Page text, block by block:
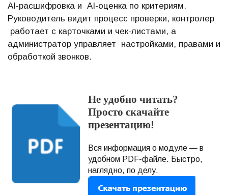
AI-расшифровка и AI-оценка по критериям.
Руководитель видит процесс проверки, контролер
работает с карточками и чек-листами, а
администратор управляет настройками, правами и
обработкой звонков.
Не удобно читать?
Просто скачайте
презентацию!
Вся информация о модуле — в
удобном PDF-файле. Быстро,
наглядно, по делу.